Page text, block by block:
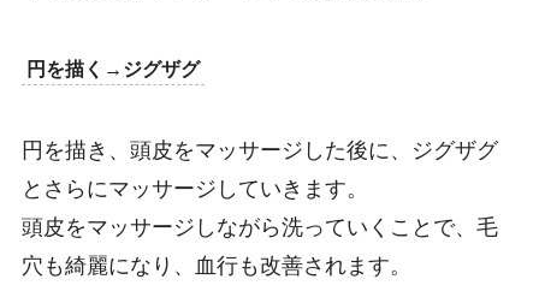
円を描く→ジグザグ
円を描き、頭皮をマッサージした後に、ジグザグ
とさらにマッサージしていきます。
頭皮をマッサージしながら洗っていくことで、毛
穴も綺麗になり、血行も改善されます。